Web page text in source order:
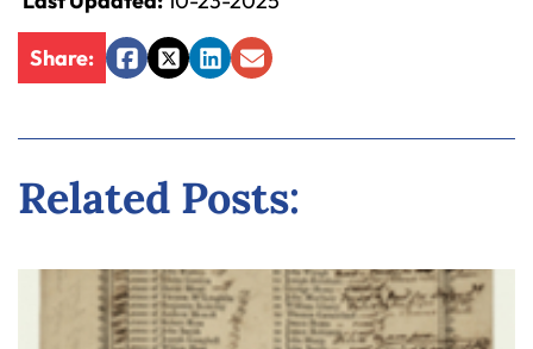
Share:
Facebook
TwitterLinkedIn
Email
Related Posts: